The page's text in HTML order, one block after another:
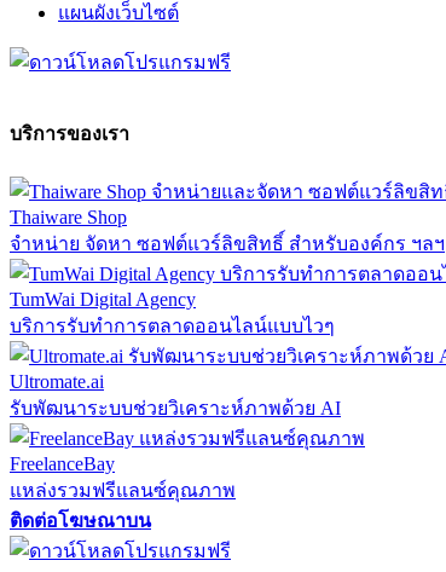
แผนผังเว็บไซต์
บริการของเรา
Thaiware Shop
จำหน่าย จัดหา ซอฟต์แวร์ลิขสิทธิ์ สำหรับองค์กร ฯลฯ
TumWai Digital Agency
บริการรับทำการตลาดออนไลน์แบบไวๆ
Ultromate.ai
รับพัฒนาระบบช่วยวิเคราะห์ภาพด้วย AI
FreelanceBay
แหล่งรวมฟรีแลนซ์คุณภาพ
ติดต่อโฆษณาบน